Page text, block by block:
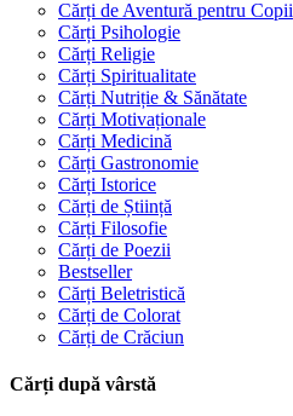
Cărți de Aventură pentru Copii
Cărți Psihologie
Cărți Religie
Cărți Spiritualitate
Cărți Nutriție & Sănătate
Cărți Motivaționale
Cărți Medicină
Cărți Gastronomie
Cărți Istorice
Cărți de Știință
Cărți Filosofie
Cărți de Poezii
Bestseller
Cărți Beletristică
Cărți de Colorat
Cărți de Crăciun
Cărți după vârstă